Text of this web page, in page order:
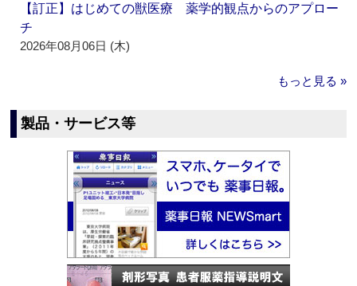
【訂正】はじめての獣医療 薬学的観点からのアプロー
チ
2026年08月06日 (木)
もっと見る »
製品・サービス等